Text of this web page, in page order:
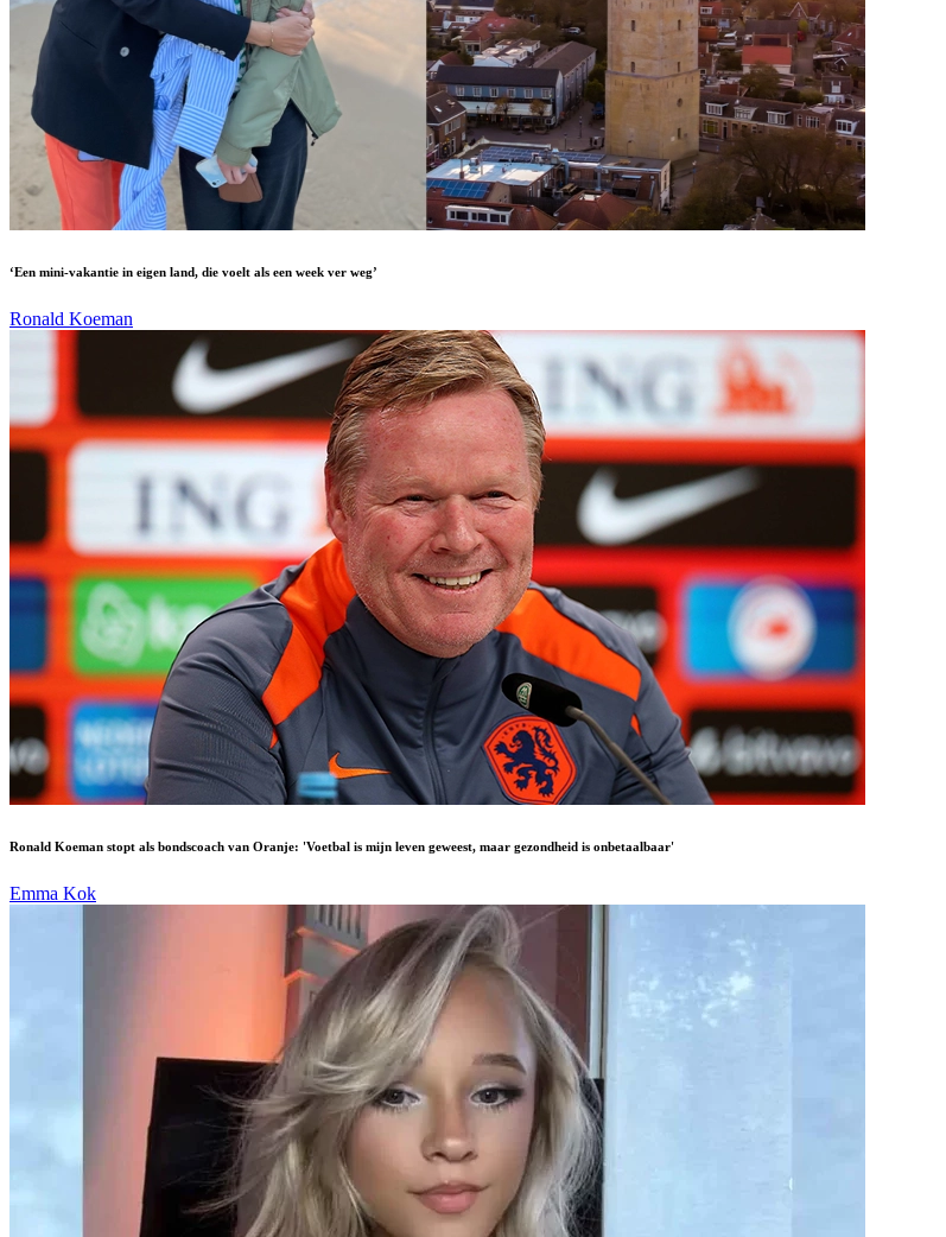
‘Een mini-vakantie in eigen land, die voelt als een week ver weg’
Ronald Koeman
Ronald Koeman stopt als bondscoach van Oranje: 'Voetbal is mijn leven geweest, maar gezondheid is onbetaalbaar'
Emma Kok